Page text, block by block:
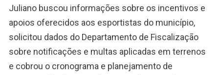
Juliano buscou informações sobre os incentivos e
apoios oferecidos aos esportistas do município,
solicitou dados do Departamento de Fiscalização
sobre notificações e multas aplicadas em terrenos
e cobrou o cronograma e planejamento de